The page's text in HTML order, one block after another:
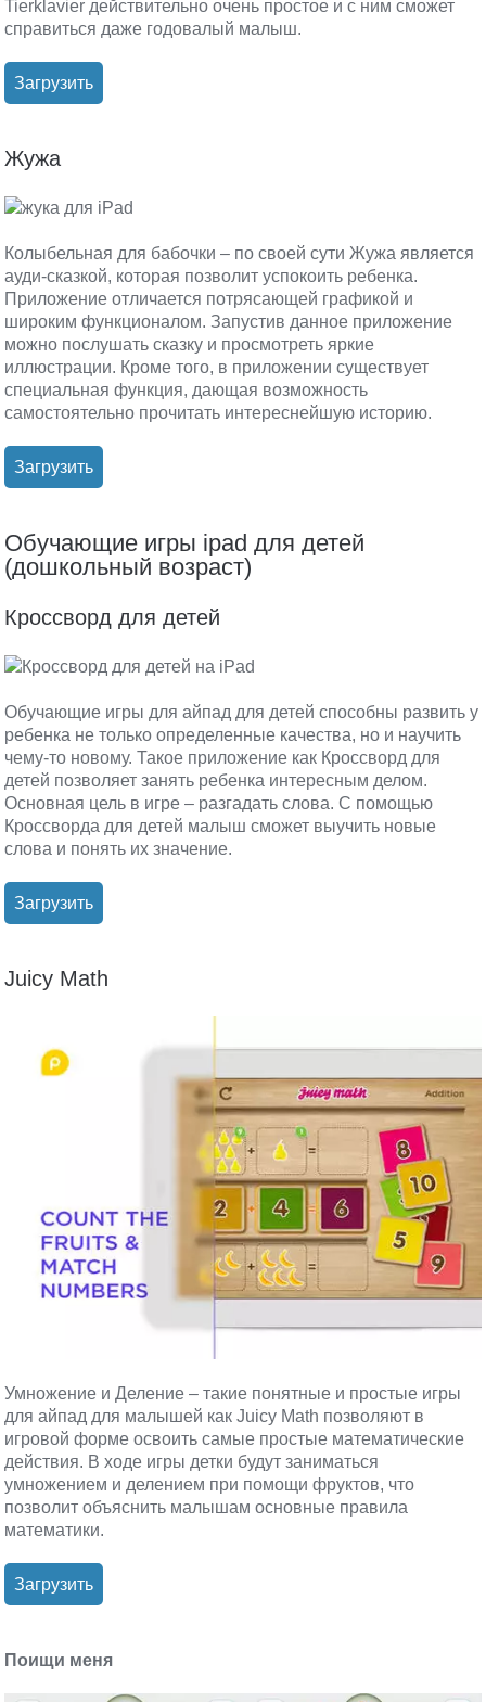
Tierklavier действительно очень простое и с ним сможет
справиться даже годовалый малыш.
Загрузить
Жужа
Колыбельная для бабочки – по своей сути Жужа является
ауди-сказкой, которая позволит успокоить ребенка.
Приложение отличается потрясающей графикой и
широким функционалом. Запустив данное приложение
можно послушать сказку и просмотреть яркие
иллюстрации. Кроме того, в приложении существует
специальная функция, дающая возможность
самостоятельно прочитать интереснейшую историю.
Загрузить
Обучающие игры ipad для детей
(дошкольный возраст)
Кроссворд для детей
Обучающие игры для айпад для детей способны развить у
ребенка не только определенные качества, но и научить
чему-то новому. Такое приложение как Кроссворд для
детей позволяет занять ребенка интересным делом.
Основная цель в игре – разгадать слова. С помощью
Кроссворда для детей малыш сможет выучить новые
слова и понять их значение.
Загрузить
Juicy Math
Умножение и Деление – такие понятные и простые игры
для айпад для малышей как Juicy Math позволяют в
игровой форме освоить самые простые математические
действия. В ходе игры детки будут заниматься
умножением и делением при помощи фруктов, что
позволит объяснить малышам основные правила
математики.
Загрузить
Поищи меня